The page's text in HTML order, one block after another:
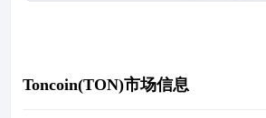
Toncoin(TON)市场信息